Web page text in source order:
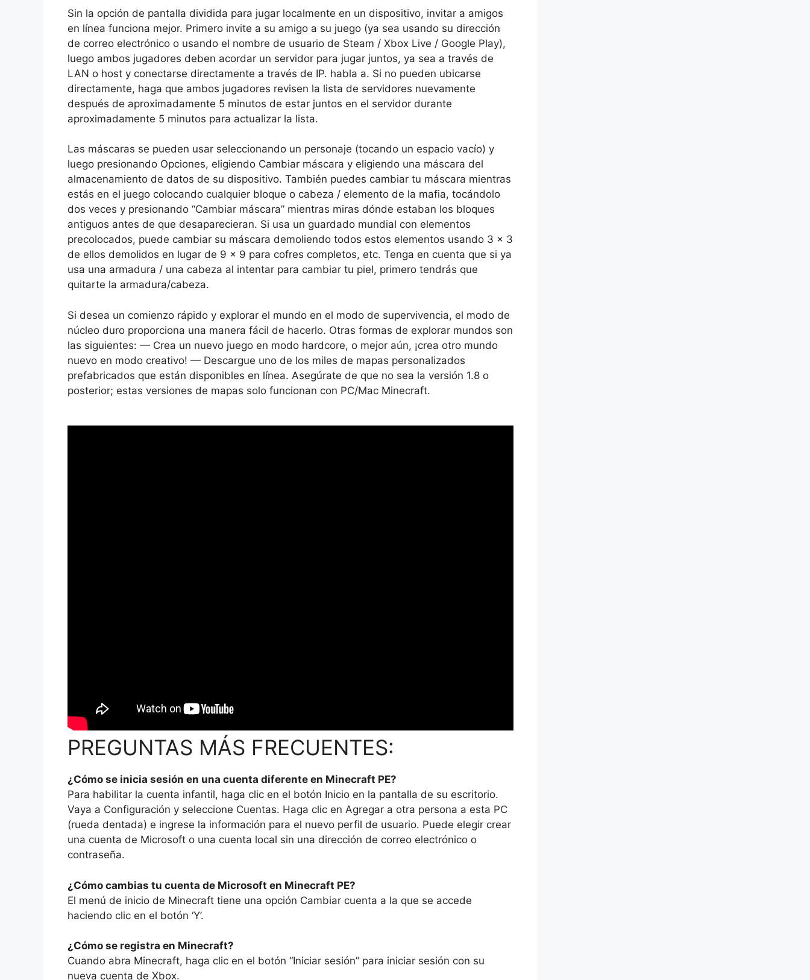
Sin la opción de pantalla dividida para jugar localmente en un dispositivo, invitar a amigos
en línea funciona mejor. Primero invite a su amigo a su juego (ya sea usando su dirección
de correo electrónico o usando el nombre de usuario de Steam / Xbox Live / Google Play),
luego ambos jugadores deben acordar un servidor para jugar juntos, ya sea a través de
LAN o host y conectarse directamente a través de IP. habla a. Si no pueden ubicarse
directamente, haga que ambos jugadores revisen la lista de servidores nuevamente
después de aproximadamente 5 minutos de estar juntos en el servidor durante
aproximadamente 5 minutos para actualizar la lista.
Las máscaras se pueden usar seleccionando un personaje (tocando un espacio vacío) y
luego presionando Opciones, eligiendo Cambiar máscara y eligiendo una máscara del
almacenamiento de datos de su dispositivo. También puedes cambiar tu máscara mientras
estás en el juego colocando cualquier bloque o cabeza / elemento de la mafia, tocándolo
dos veces y presionando “Cambiar máscara” mientras miras dónde estaban los bloques
antiguos antes de que desaparecieran. Si usa un guardado mundial con elementos
precolocados, puede cambiar su máscara demoliendo todos estos elementos usando 3 × 3
de ellos demolidos en lugar de 9 × 9 para cofres completos, etc. Tenga en cuenta que si ya
usa una armadura / una cabeza al intentar para cambiar tu piel, primero tendrás que
quitarte la armadura/cabeza.
Si desea un comienzo rápido y explorar el mundo en el modo de supervivencia, el modo de
núcleo duro proporciona una manera fácil de hacerlo. Otras formas de explorar mundos son
las siguientes: — Crea un nuevo juego en modo hardcore, o mejor aún, ¡crea otro mundo
nuevo en modo creativo! — Descargue uno de los miles de mapas personalizados
prefabricados que están disponibles en línea. Asegúrate de que no sea la versión 1.8 o
posterior; estas versiones de mapas solo funcionan con PC/Mac Minecraft.
PREGUNTAS MÁS FRECUENTES:
¿Cómo se inicia sesión en una cuenta diferente en Minecraft PE?
Para habilitar la cuenta infantil, haga clic en el botón Inicio en la pantalla de su escritorio.
Vaya a Configuración y seleccione Cuentas. Haga clic en Agregar a otra persona a esta PC
(rueda dentada) e ingrese la información para el nuevo perfil de usuario. Puede elegir crear
una cuenta de Microsoft o una cuenta local sin una dirección de correo electrónico o
contraseña.
¿Cómo cambias tu cuenta de Microsoft en Minecraft PE?
El menú de inicio de Minecraft tiene una opción Cambiar cuenta a la que se accede
haciendo clic en el botón ‘Y’.
¿Cómo se registra en Minecraft?
Cuando abra Minecraft, haga clic en el botón “Iniciar sesión” para iniciar sesión con su
nueva cuenta de Xbox.